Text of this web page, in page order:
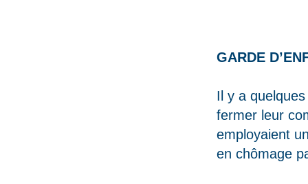
GARDE
Il y a
fermer leur
employaient
en chômage